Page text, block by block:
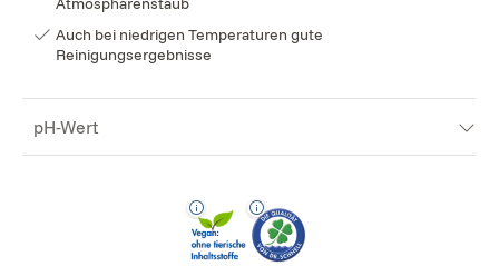
Auch bei niedrigen Temperaturen gute
Reinigungsergebnisse
pH-Wert